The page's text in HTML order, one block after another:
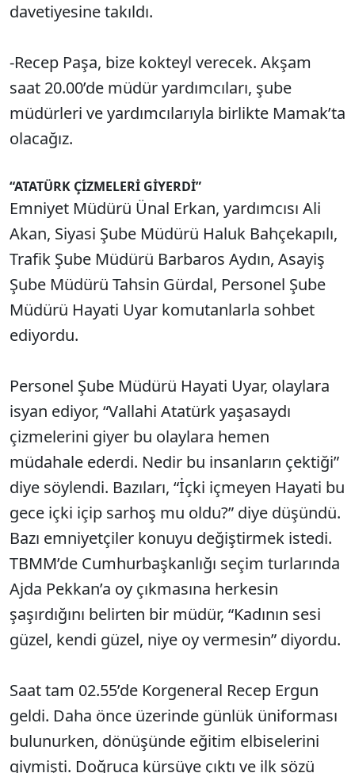
davetiyesine takıldı.
-Recep Paşa, bize kokteyl verecek. Akşam
saat 20.00’de müdür yardımcıları, şube
müdürleri ve yardımcılarıyla birlikte Mamak’ta
olacağız.
“ATATÜRK ÇİZMELERİ GİYERDİ”
Emniyet Müdürü Ünal Erkan, yardımcısı Ali
Akan, Siyasi Şube Müdürü Haluk Bahçekapılı,
Trafik Şube Müdürü Barbaros Aydın, Asayiş
Şube Müdürü Tahsin Gürdal, Personel Şube
Müdürü Hayati Uyar komutanlarla sohbet
ediyordu.
Personel Şube Müdürü Hayati Uyar, olaylara
isyan ediyor, “Vallahi Atatürk yaşasaydı
çizmelerini giyer bu olaylara hemen
müdahale ederdi. Nedir bu insanların çektiği”
diye söylendi. Bazıları, “İçki içmeyen Hayati bu
gece içki içip sarhoş mu oldu?” diye düşündü.
Bazı emniyetçiler konuyu değiştirmek istedi.
TBMM’de Cumhurbaşkanlığı seçim turlarında
Ajda Pekkan’a oy çıkmasına herkesin
şaşırdığını belirten bir müdür, “Kadının sesi
güzel, kendi güzel, niye oy vermesin” diyordu.
Saat tam 02.55’de Korgeneral Recep Ergun
geldi. Daha önce üzerinde günlük üniforması
bulunurken, dönüşünde eğitim elbiselerini
giymişti. Doğruca kürsüye çıktı ve ilk sözü